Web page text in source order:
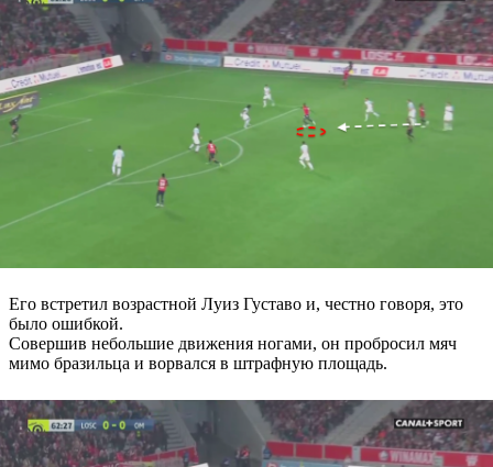
Его встретил возрастной Луиз Густаво и, честно говоря, это
было ошибкой.
Совершив небольшие движения ногами, он пробросил мяч
мимо бразильца и ворвался в штрафную площадь.